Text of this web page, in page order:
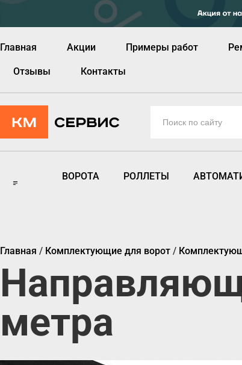
Главная Акции Примеры работ
Отзывы Контакты
ВОРОТА РОЛЛЕТЫ
Главная / Комплектующие для ворот /
метра